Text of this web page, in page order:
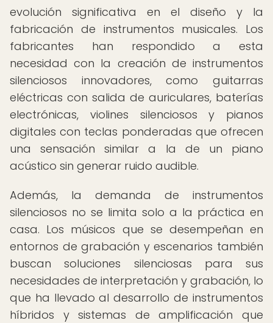
evolución significativa en el diseño y la
fabricación de instrumentos musicales. Los
fabricantes han respondido a esta
necesidad con la creación de instrumentos
silenciosos innovadores, como guitarras
eléctricas con salida de auriculares, baterías
electrónicas, violines silenciosos y pianos
digitales con teclas ponderadas que ofrecen
una sensación similar a la de un piano
acústico sin generar ruido audible.
Además, la demanda de instrumentos
silenciosos no se limita solo a la práctica en
casa. Los músicos que se desempeñan en
entornos de grabación y escenarios también
buscan soluciones silenciosas para sus
necesidades de interpretación y grabación, lo
que ha llevado al desarrollo de instrumentos
híbridos y sistemas de amplificación que